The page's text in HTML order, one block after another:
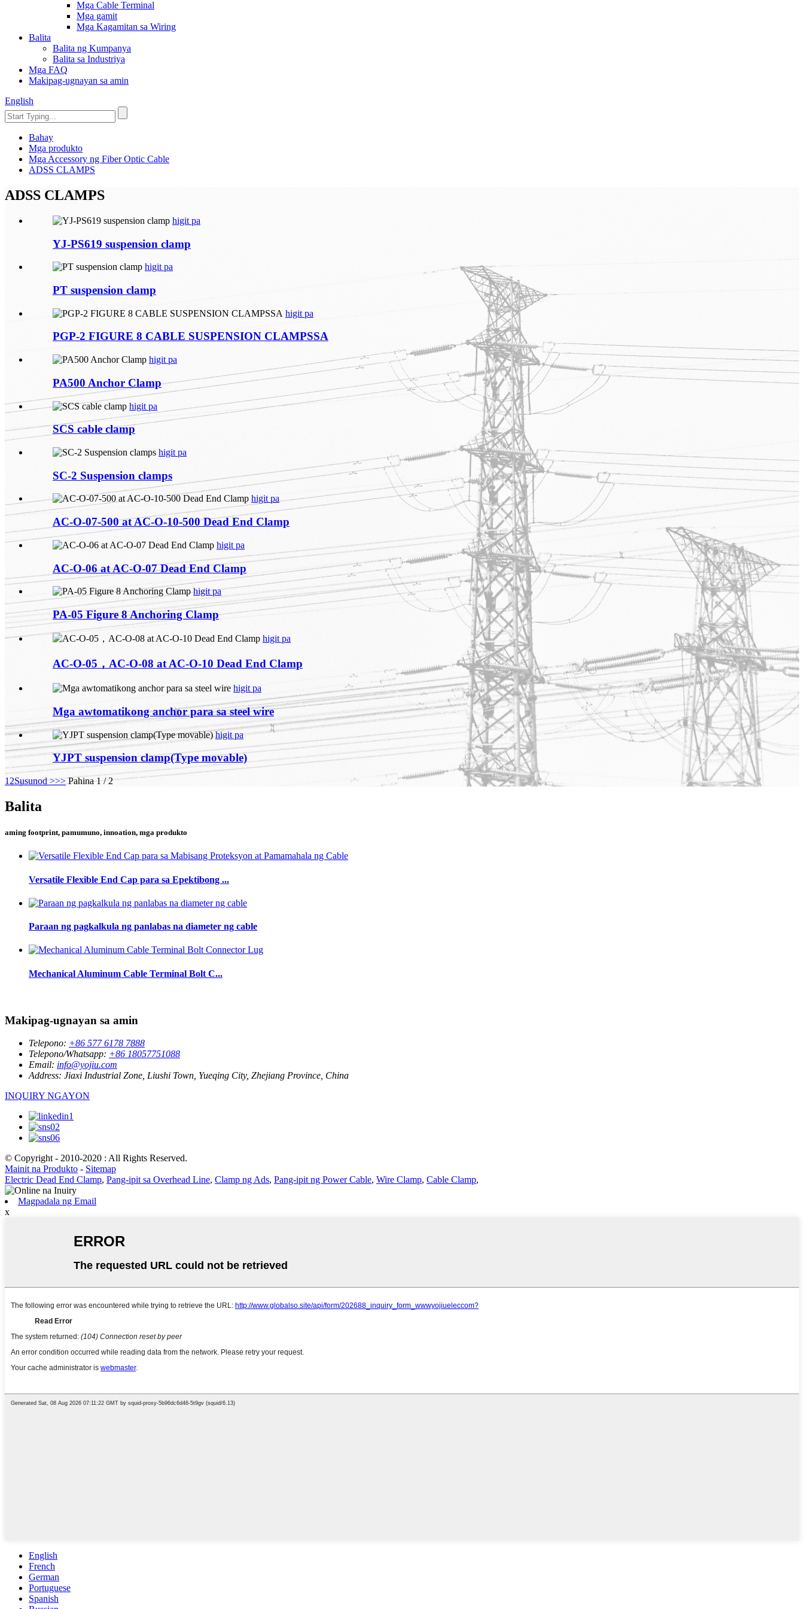
Mga Cable Terminal
Mga gamit
Mga Kagamitan sa Wiring
Balita
Balita ng Kumpanya
Balita sa Industriya
Mga FAQ
Makipag-ugnayan sa amin
English
Bahay
Mga produkto
Mga Accessory ng Fiber Optic Cable
ADSS CLAMPS
ADSS CLAMPS
higit pa
YJ-PS619 suspension clamp
higit pa
PT suspension clamp
higit pa
PGP-2 FIGURE 8 CABLE SUSPENSION CLAMPSSA
higit pa
PA500 Anchor Clamp
higit pa
SCS cable clamp
higit pa
SC-2 Suspension clamps
higit pa
AC-O-07-500 at AC-O-10-500 Dead End Clamp
higit pa
AC-O-06 at AC-O-07 Dead End Clamp
higit pa
PA-05 Figure 8 Anchoring Clamp
higit pa
AC-O-05，AC-O-08 at AC-O-10 Dead End Clamp
higit pa
Mga awtomatikong anchor para sa steel wire
higit pa
YJPT suspension clamp(Type movable)
12Susunod >>> Pahina 1 / 2
Balita
aming footprint, pamumuno, innoation, mga produkto
Versatile Flexible End Cap para sa Epektibong ...
Paraan ng pagkalkula ng panlabas na diameter ng cable
Mechanical Aluminum Cable Terminal Bolt C...
Makipag-ugnayan sa amin
Telepono: +86 577 6178 7888
Telepono/Whatsapp: +86 18057751088
Email: info@yojiu.com
Address: Jiaxi Industrial Zone, Liushi Town, Yueqing City, Zhejiang Province, China
INQUIRY NGAYON
© Copyright - 2010-2020 : All Rights Reserved.
Mainit na Produkto - Sitemap
Electric Dead End Clamp, Pang-ipit sa Overhead Line, Clamp ng Ads, Pang-ipit ng Power Cable, Wire Clamp, Cable Clamp,
Magpadala ng Email
x
English
French
German
Portuguese
Spanish